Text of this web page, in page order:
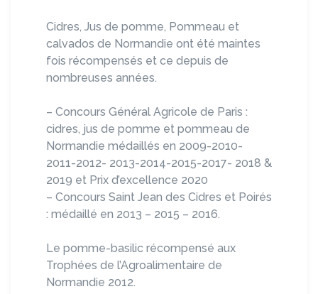
Cidres, Jus de pomme, Pommeau et
calvados de Normandie ont été maintes
fois récompensés et ce depuis de
nombreuses années.
– Concours Général Agricole de Paris :
cidres, jus de pomme et pommeau de
Normandie médaillés en 2009-2010-
2011-2012- 2013-2014-2015-2017- 2018 &
2019 et Prix d’excellence 2020
– Concours Saint Jean des Cidres et Poirés
: médaillé en 2013 – 2015 – 2016.
Le pomme-basilic récompensé aux
Trophées de l’Agroalimentaire de
Normandie 2012.